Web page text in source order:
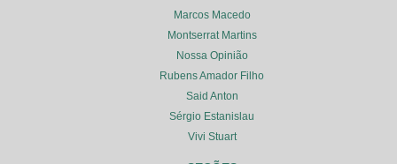
Marcos Macedo
Montserrat Martins
Nossa Opinião
Rubens Amador Filho
Said Anton
Sérgio Estanislau
Vivi Stuart